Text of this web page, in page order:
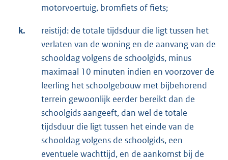
motorvoertuig, bromfiets of fiets;
k.
reistijd: de totale tijdsduur die ligt tussen het
verlaten van de woning en de aanvang van de
schooldag volgens de schoolgids, minus
maximaal 10 minuten indien en voorzover de
leerling het schoolgebouw met bijbehorend
terrein gewoonlijk eerder bereikt dan de
schoolgids aangeeft, dan wel de totale
tijdsduur die ligt tussen het einde van de
schooldag volgens de schoolgids, een
eventuele wachttijd, en de aankomst bij de